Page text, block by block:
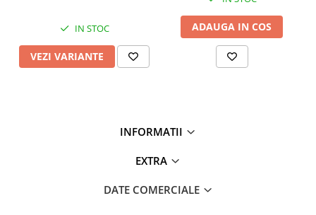
IN STOC
VEZI VARIANTE
ADAUGA IN COS
INFORMATII
EXTRA
DATE COMERCIALE